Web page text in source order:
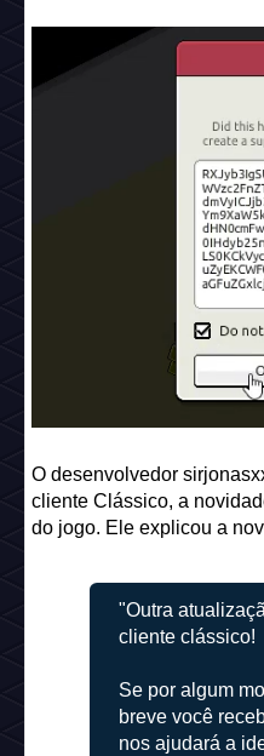
melhorias no
relacionada a
O desenvolvedor
cliente Clássico, a
do jogo. Ele explicou a
"Outra
cliente clássico!
Se por algum
breve você
nos ajudará a